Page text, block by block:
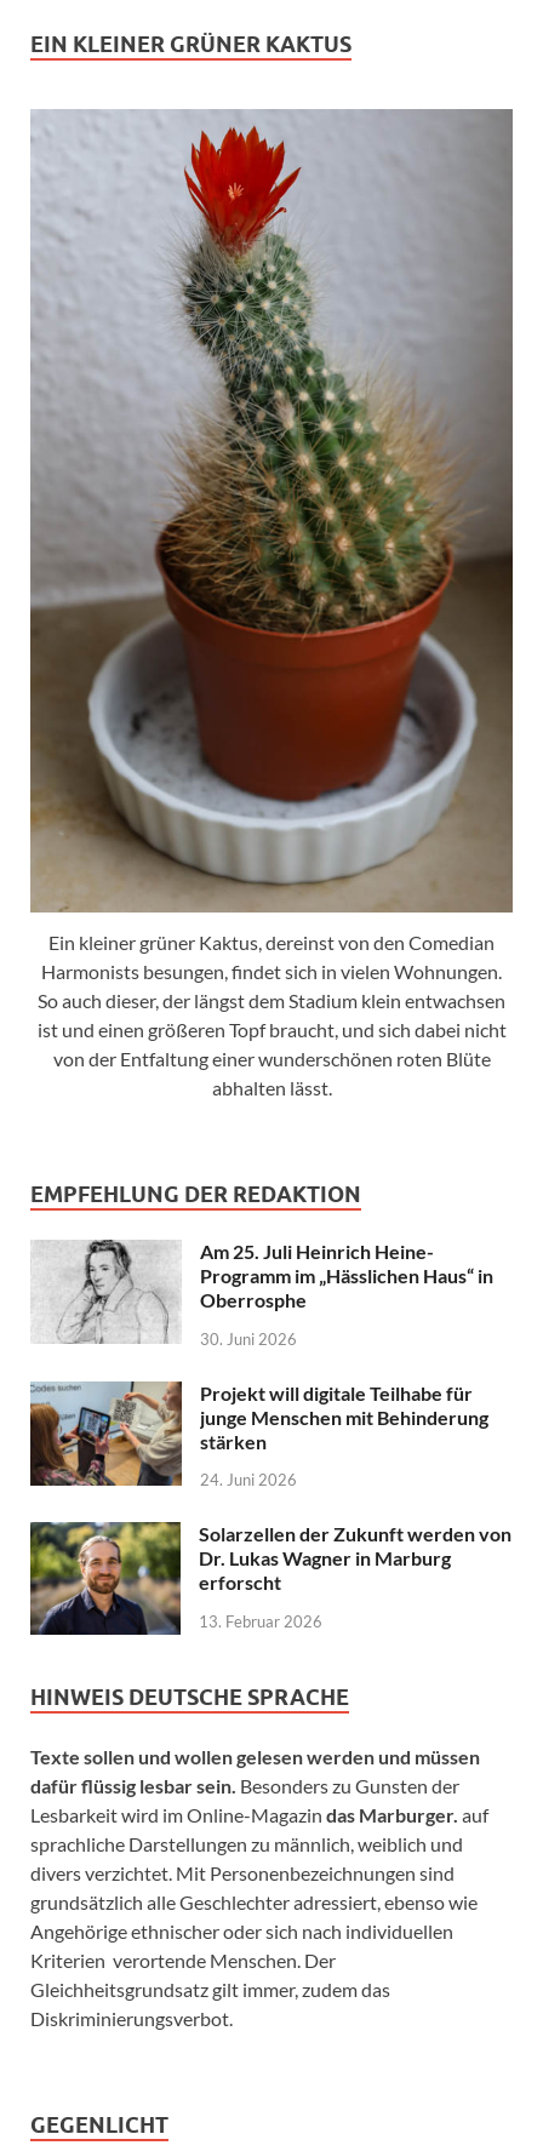
EIN KLEINER GRÜNER KAKTUS
Ein kleiner grüner Kaktus, dereinst von den Comedian
Harmonists besungen, findet sich in vielen Wohnungen.
So auch dieser, der längst dem Stadium klein entwachsen
ist und einen größeren Topf braucht, und sich dabei nicht
von der Entfaltung einer wunderschönen roten Blüte
abhalten lässt.
EMPFEHLUNG DER REDAKTION
Am 25. Juli Heinrich Heine-
Programm im „Hässlichen Haus“ in
Oberrosphe
30. Juni 2026
Projekt will digitale Teilhabe für
junge Menschen mit Behinderung
stärken
24. Juni 2026
Solarzellen der Zukunft werden von
Dr. Lukas Wagner in Marburg
erforscht
13. Februar 2026
HINWEIS DEUTSCHE SPRACHE
Texte sollen und wollen gelesen werden und müssen
dafür flüssig lesbar sein. Besonders zu Gunsten der
Lesbarkeit wird im Online-Magazin das Marburger. auf
sprachliche Darstellungen zu männlich, weiblich und
divers verzichtet. Mit Personenbezeichnungen sind
grundsätzlich alle Geschlechter adressiert, ebenso wie
Angehörige ethnischer oder sich nach individuellen
Kriterien verortende Menschen. Der
Gleichheitsgrundsatz gilt immer, zudem das
Diskriminierungsverbot.
GEGENLICHT